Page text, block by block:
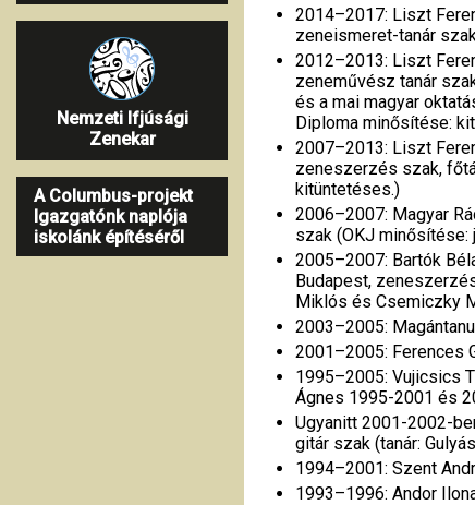
2014–2017: Liszt
zeneismeret-tanár
2012–2013: Liszt
zeneművész tanár
és a mai magyar
Diploma minősítése:
2007–2013: Liszt
zeneszerzés szak,
kitüntetéses.)
2006–2007: Magyar
szak (OKJ minősítése:
2005–2007: Bartók
Budapest,
Miklós és Csemiczky
2003–2005:
2001–2005: Ferences
1995–2005: Vujicsics
Ágnes 1995-2001 és
Ugyanitt 2001-2002-
gitár szak (tanár:
1994–2001: Szent
1993–1996: Andor
Nemzeti Ifjúsági
Zenekar
A Columbus-projekt
Igazgatónk naplója
iskolánk építéséről